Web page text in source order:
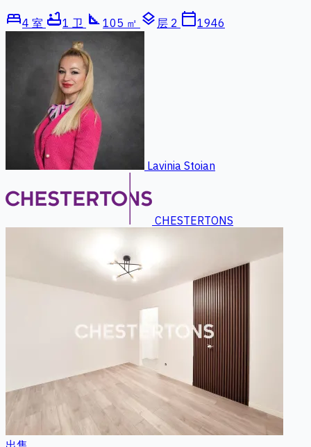
bed4 室 bathtub1 卫 square_foot 105 ㎡ layers 层 2 calendar_today1946
Lavinia Stoian
CHESTERTONS